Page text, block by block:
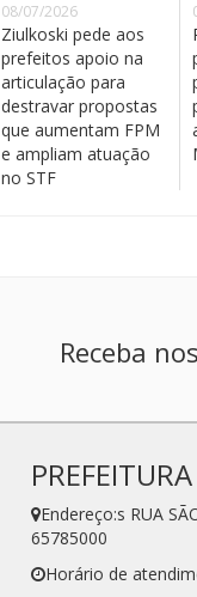
08/07/2026
Ziulkoski pede aos
prefeitos apoio na
articulação para
destravar propostas
que aumentam FPM
e ampliam atuação
no STF
Receba
Endereço:s RUA
65785000
Horário de